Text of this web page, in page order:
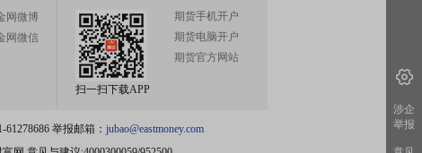
网微博
网微信
扫一扫下载APP
期货手机开户
期货电脑开户
期货官方网站
举报邮箱： jubao@eastmoney.com
涉企
举报